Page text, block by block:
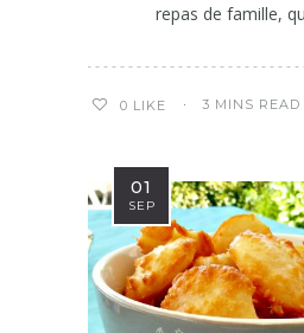
repas de famille,
0 LIKE 3 MINS READ
01
SEP